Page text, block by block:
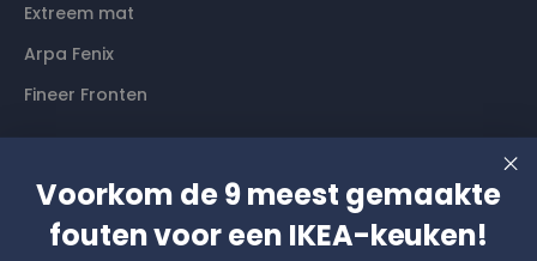
Extreem mat
Arpa Fenix
Fineer Fronten
Contact
Langs komen? Graag even een afspraak maken. Dan
Voorkom de 9 meest gemaakte
fouten voor een IKEA-keuken!